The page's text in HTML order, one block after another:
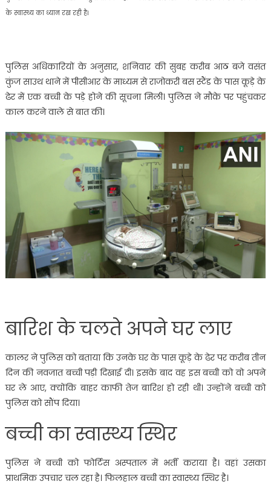
के स्वास्थ्य का ध्यान रख रही है।
पुलिस अधिकारियों के अनुसार, शनिवार की सुबह करीब आठ बजे वसंत
कुंज साउथ थाने में पीसीआर के माध्यम से राजोकरी बस स्टैंड के पास कूड़े के
ढेर में एक बच्ची के पड़े होने की सूचना मिली। पुलिस ने मौके पर पहुंचकर
काल करने वाले से बात की।
बारिश के चलते अपने घर लाए
कालर ने पुलिस को बताया कि उनके घर के पास कूड़े के ढेर पर करीब तीन
दिन की नवजात बच्ची पड़ी दिखाई दी। इसके बाद वह इस बच्ची को वो अपने
घर ले आए, क्योंकि बाहर काफी तेज बारिश हो रही थी। उन्होंने बच्ची को
पुलिस को सौंप दिया।
बच्ची का स्वास्थ्य स्थिर
पुलिस ने बच्ची को फोर्टिस अस्पताल में भर्ती कराया है। वहां उसका
प्राथमिक उपचार चल रहा है। फिलहाल बच्ची का स्वास्थ्य स्थिर है।